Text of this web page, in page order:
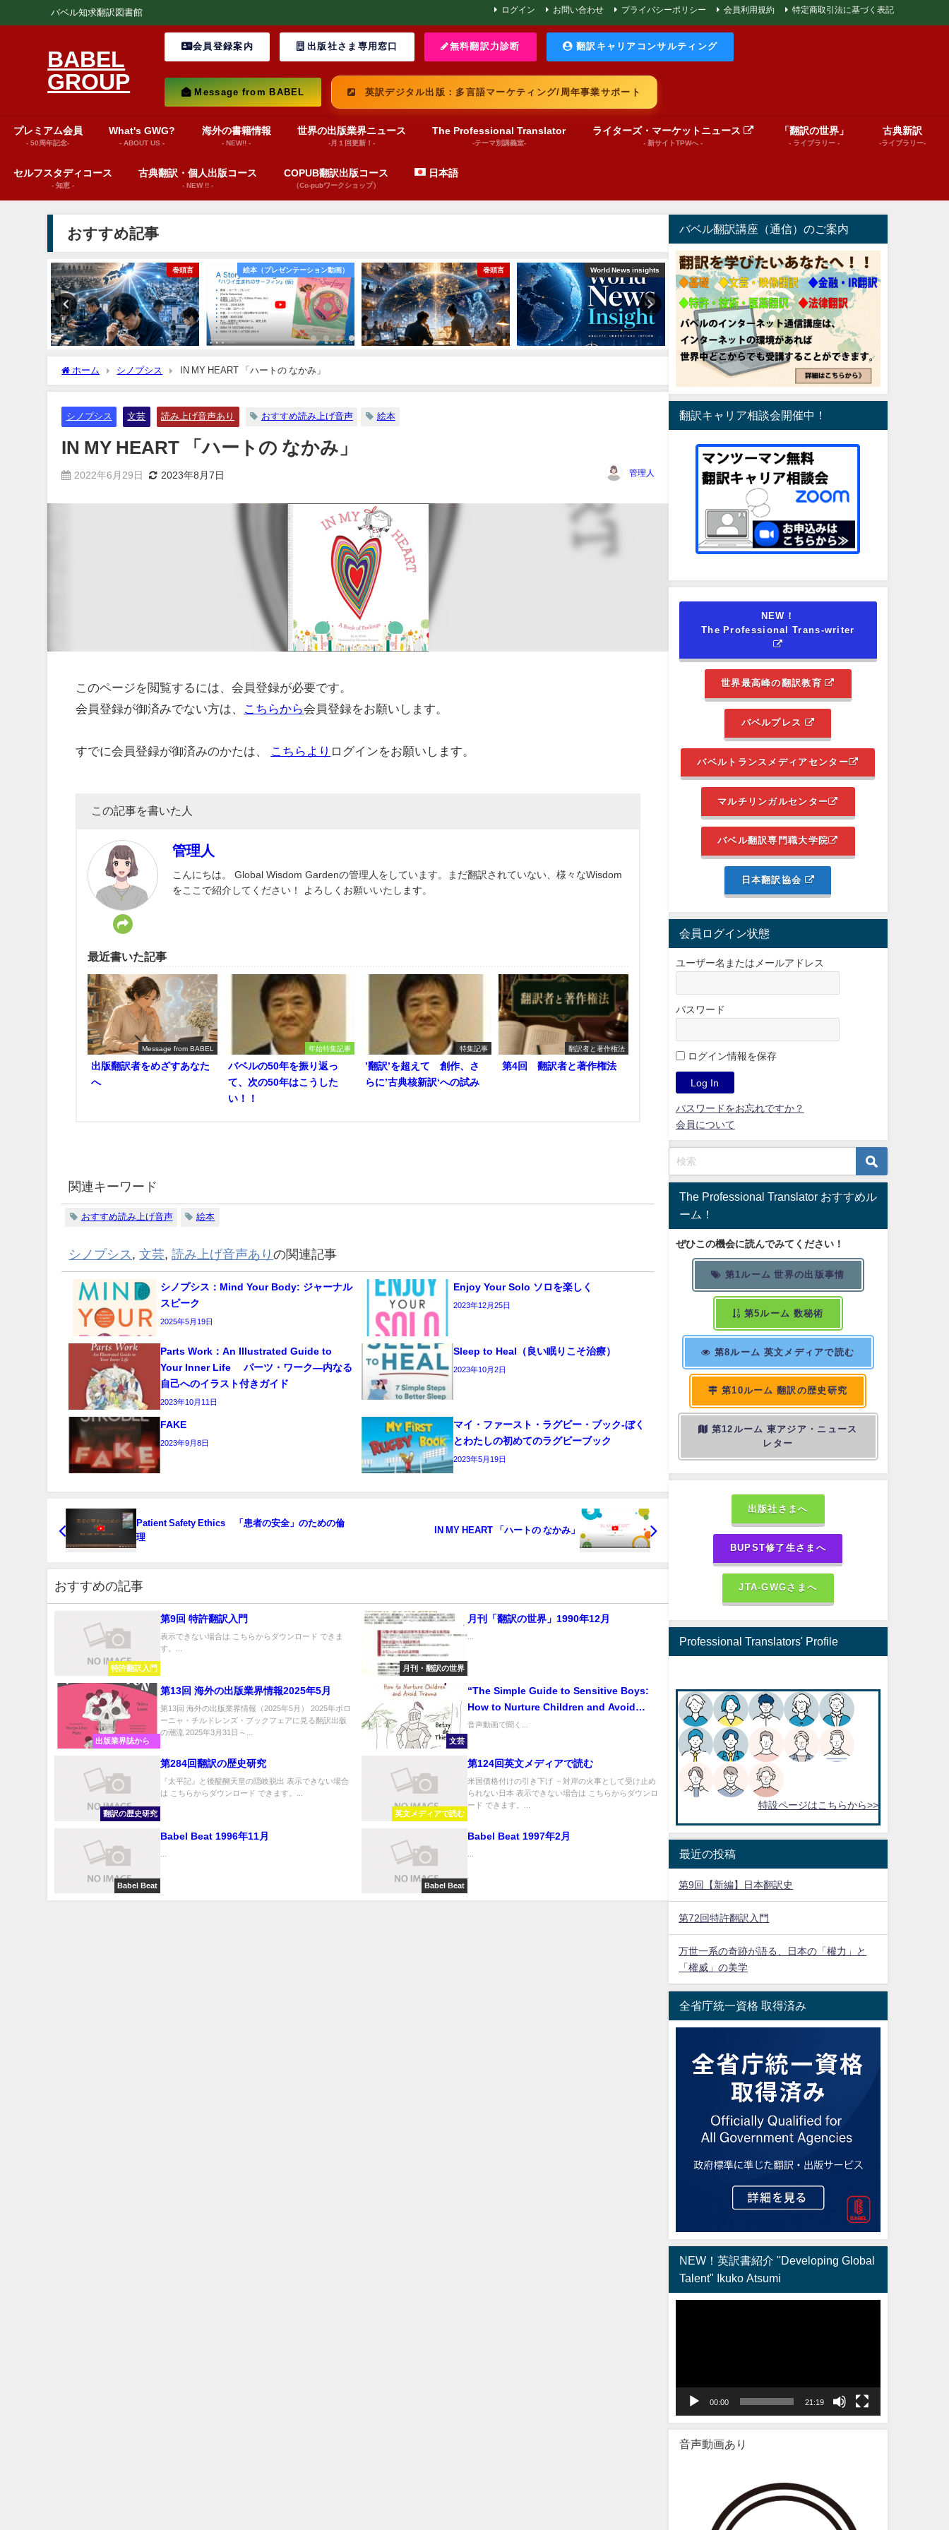
バベル知求翻訳図書館 ログイン お問い合わせ プライバシーポリシー 会員利用規約 特定商取引法に基づく表記
BABEL
GROUP
会員登録案内 出版社さま専用窓口 無料翻訳力診断 翻訳キャリアコンサルティング
Message from BABEL 英訳デジタル出版：多言語マーケティング/周年事業サポート
プレミアム会員
- 50周年記念-
What's GWG?
- ABOUT US -
海外の書籍情報
- NEW!! -
世界の出版業界ニュース
-月１回更新！-
The Professional Translator
-テーマ別講義室-
ライターズ・マーケットニュース
- 新サイトTPWへ -
「翻訳の世界」
- ライブラリー -
古典新訳
-ライブラリー-
セルフスタディコース
- 知恵 -
古典翻訳・個人出版コース
- NEW !! -
COPUB翻訳出版コース
（Co-pubワークショップ）
日本語
おすすめ記事
巻頭言 絵本（プレゼンテーション動画） 巻頭言 World News insights 文芸（プレゼンテーション動画） 文芸（プレゼンテーショ
ホーム シノプシス IN MY HEART 「ハートの なかみ」
シノプシス 文芸 読み上げ音声あり おすすめ読み上げ音声 絵本
IN MY HEART 「ハートの なかみ」
2022年6月29日 2023年8月7日 管理人
このページを閲覧するには、会員登録が必要です。
会員登録が御済みでない方は、
こちらから会員登録をお願いします。
すでに会員登録が御済みのかたは、 こちらより ログインをお願いします。
この記事を書いた人
管理人
こんにちは。 Global Wisdom Gardenの管理人をしています。まだ翻訳されていない、様々なWisdom
をここで紹介してください！ よろしくお願いいたします。
最近書いた記事
Message from BABEL
出版翻訳者をめざすあなた
へ
年始特集記事
バベルの50年を振り返っ
て、次の50年はこうした
い！！
特集記事
’翻訳’を超えて 創作、さ
らに’古典核新訳‘への試み
翻訳者と著作権法
第4回 翻訳者と著作権法
関連キーワード
おすすめ読み上げ音声 絵本
シノプシス ,文芸,読み上げ音声ありの関連記事
シノプシス：Mind Your Body: ジャーナル
スピーク
2025年5月19日
Enjoy Your Solo ソロを楽しく
2023年12月25日
Parts Work：An Illustrated Guide to
Your Inner Life パーツ・ワーク―内なる
自己へのイラスト付きガイド
2023年10月11日
Sleep to Heal（良い眠りこそ治療）
2023年10月2日
FAKE
2023年9月8日
マイ・ファースト・ラグビー・ブック‐ぼく
とわたしの初めてのラグビーブック
2023年5月19日
Patient Safety Ethics 「患者の安全」のための倫
理
IN MY HEART 「ハートの なかみ」
おすすめの記事
特許翻訳入門
第9回 特許翻訳入門
表示できない場合は こちらからダウンロード できま
す。...
月刊・翻訳の世界
月刊「翻訳の世界」1990年12月
出版業界誌から
第13回 海外の出版業界情報2025年5月
第13回 海外の出版業界情報（2025年5月） 2025年ボロ
ーニャ・チルドレンズ・ブックフェアに見る翻訳出版
の潮流 2025年3月31日～...
文芸
“The Simple Guide to Sensitive Boys:
How to Nurture Children and Avoid
Trauma” 「敏感な男の子たち トラウマを
ましょう」
音声動画で聞く...
翻訳の歴史研究
第284回翻訳の歴史研究
『太平記』と後醍醐天皇の隠岐脱出 表示できない場合
は こちらからダウンロード できます。...
英文メディアで読む
第124回英文メディアで読む
米国債格付けの引き下げ －対岸の火事として受け止め
られない日本 表示できない場合は こちらからダウンロ
ード できます。...
Babel Beat
Babel Beat 1996年11月
Babel Beat
Babel Beat 1997年2月
バベル翻訳講座（通信）のご案内
翻訳キャリア相談会開催中！
NEW！
The Professional Trans-writer
世界最高峰の翻訳教育
バベルプレス
バベルトランスメディアセンター
マルチリンガルセンター
バベル翻訳専門職大学院
日本翻訳協会
会員ログイン状態
ユーザー名またはメールアドレス
パスワード
ログイン情報を保存
パスワードをお忘れですか？
会員について
The Professional Translator おすすめル
ーム！
ぜひこの機会に読んでみてください！
第1ルーム 世界の出版事情
第5ルーム 数秘術
第8ルーム 英文メディアで読む
第10ルーム 翻訳の歴史研究
第12ルーム 東アジア・ニュース
レター
出版社さまへ
BUPST修了生さまへ
JTA-GWGさまへ
Professional Translators' Profile
特設ページはこちらから>>
最近の投稿
第9回【新編】日本翻訳史
第72回特許翻訳入門
万世一系の奇跡が語る、日本の「權力」と
「權威」の美学
全省庁統一資格 取得済み
NEW！英訳書紹介 "Developing Global
Talent" Ikuko Atsumi
ー
00:00 21:19
音声動画あり